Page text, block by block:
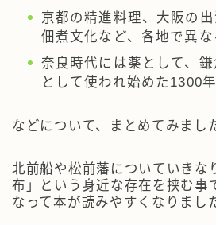
京都の精進料理、大阪の
佃煮文化など、各地で異
奈良時代には薬として、
として使われ始めた1300
などについて、まとめてみまし
北前船や松前藩についていきな
布」という身近な存在を挟む事
なって本が読みやすくなりまし